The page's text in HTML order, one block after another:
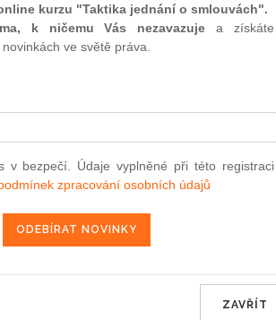
zrušení obecně závazné vyhlášky
zvířat na území obce
zrušení slov "představitelům státní
dalšího platu za druhé pololetí
moci a některých státních orgánů,
papíry
kurzu "Taktika jednání o smlouvách".
k ničemu Vás nezavazuje a získáte
ve světě práva.
v bezpečí. Údaje vyplněné při této registraci
zpracování osobních údajů
ZAVŘÍT